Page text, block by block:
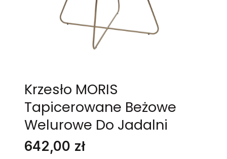
Krzesło MORIS
Tapicerowane Beżowe
Welurowe Do Jadalni
Cena
642,00 zł